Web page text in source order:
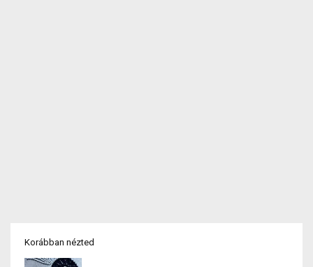
Korábban nézted